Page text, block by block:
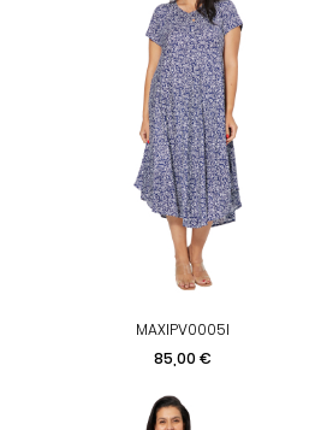
MAXIPV0005I
Prix
85,00 €